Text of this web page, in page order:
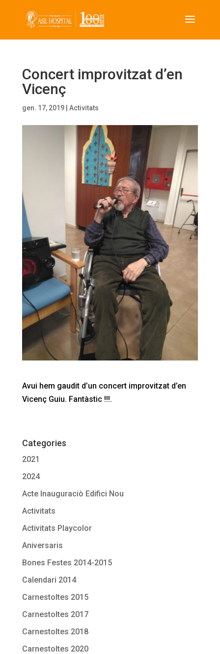
Concert improvitzat d’en
Vicenç
gen. 17, 2019| Activitats
Avui hem gaudit d’un concert improvitzat d’en
Vicenç Guiu. Fantàstic !!!.
Categories
2021
2024
Acte Inauguraciò Edifici Nou
Activitats
Activitats Playcolor
Aniversaris
Bones Festes 2014-2015
Calendari 2014
Carnestoltes 2015
Carnestoltes 2017
Carnestoltes 2018
Carnestoltes 2020